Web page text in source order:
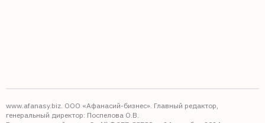
www.afanasy.biz. ООО «Афанасий-бизнес». Главный редактор,
генеральный директор: Поспелова О.В.